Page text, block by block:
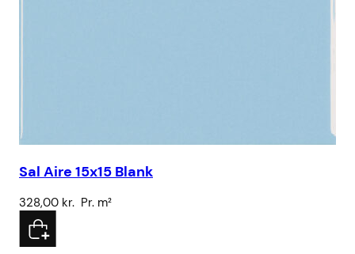
Sal Aire 15x15 Blank
328,00 kr. Pr. m²